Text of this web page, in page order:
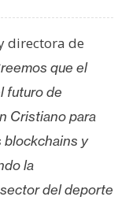
directora de
que el
futuro de
Cristiano para
blockchains y
la
del deporte